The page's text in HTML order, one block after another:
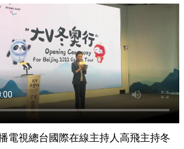
電視總台國際在線主持人高飛主持冬